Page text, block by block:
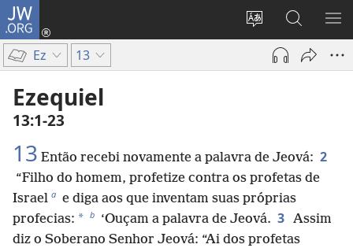
JW.ORG
Mudar
idioma
Log
Buscar
no
JW.ORG
Ez 13
Ezequiel
13:1-23
13 Então recebi novamente a palavra de Jeová: 2
“Filho do homem, profetize contra os profetas de
Israel a e diga aos que inventam suas próprias
profecias: * b ‘Ouçam a palavra de Jeová. 3 Assim
diz o Soberano Senhor Jeová: “Ai dos profetas